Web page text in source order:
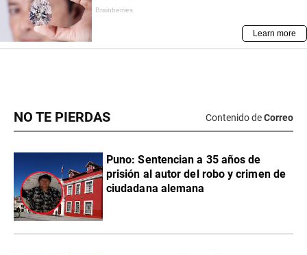
NO TE PIERDAS Contenido deCorreo
Puno: Sentencian a 35 años de
prisión al autor del robo y crimen de
ciudadana alemana